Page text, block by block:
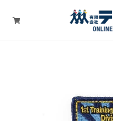
Tシャツ・ウェア